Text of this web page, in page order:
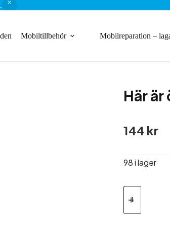
Mobiltillbehör Mobilreparation –
Här
144 kr
98 i lager
Här
är